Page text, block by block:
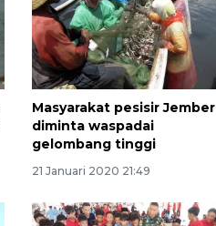
Masyarakat pesisir Jember
diminta waspadai
gelombang tinggi
21 Januari 2020 21:49